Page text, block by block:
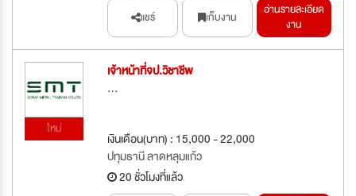
แชร์ เก็บงาน
อ่านรายละเอียด
งาน
ใหม่
เจ้าหน้าที่จป.วิชาชีพ
...
เงินเดือน(บาท) : 15,000 - 22,000
ปทุมธานี ลาดหลุมแก้ว
20 ชั่วโมงที่แล้ว